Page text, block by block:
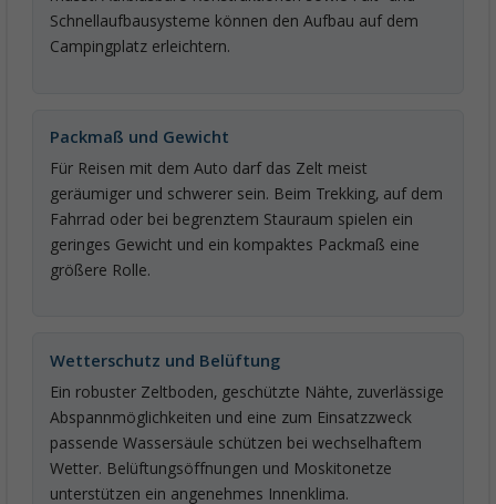
Schnellaufbausysteme können den Aufbau auf dem
Campingplatz erleichtern.
Packmaß und Gewicht
Für Reisen mit dem Auto darf das Zelt meist
geräumiger und schwerer sein. Beim Trekking, auf dem
Fahrrad oder bei begrenztem Stauraum spielen ein
geringes Gewicht und ein kompaktes Packmaß eine
größere Rolle.
Wetterschutz und Belüftung
Ein robuster Zeltboden, geschützte Nähte, zuverlässige
Abspannmöglichkeiten und eine zum Einsatzzweck
passende Wassersäule schützen bei wechselhaftem
Wetter. Belüftungsöffnungen und Moskitonetze
unterstützen ein angenehmes Innenklima.